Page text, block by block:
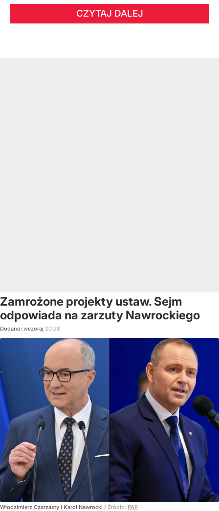
CZYTAJ DALEJ
Zamrożone projekty ustaw. Sejm
odpowiada na zarzuty Nawrockiego
Dodano: wczoraj 20:28
Włodzimierz Czarzasty i Karol Nawrocki / Źródło: PAP